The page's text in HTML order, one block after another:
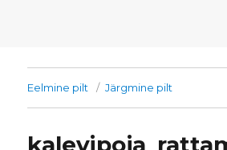
Eelmine pilt Järgmine pilt